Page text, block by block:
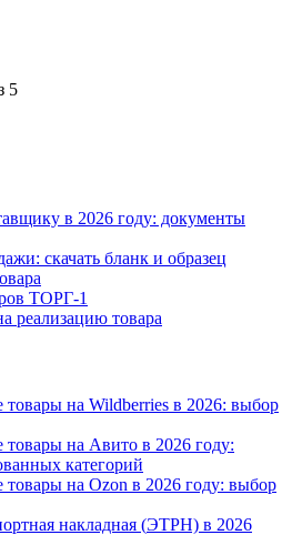
5
в 2026 году: документы
скачать бланк и образец
ТОРГ-1
реализацию товара
на Wildberries в 2026: выбор
на Авито в 2026 году:
категорий
на Ozon в 2026 году: выбор
накладная (ЭТРН) в 2026